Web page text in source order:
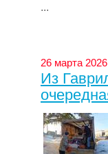
...
26 марта
Из